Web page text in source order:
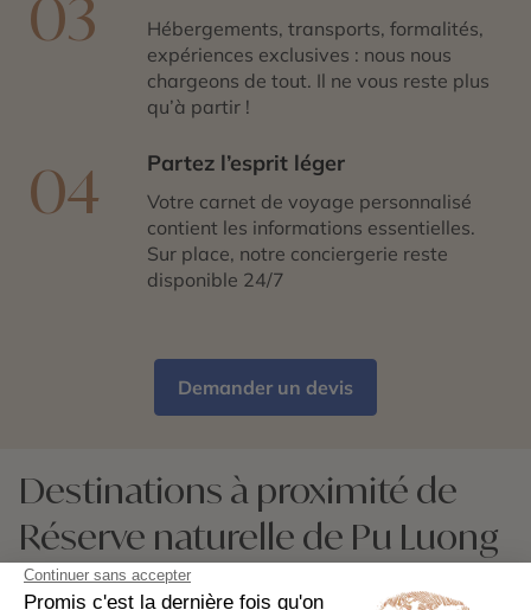
03
Hébergements, transports, formalités,
expériences exclusives : nous nous
chargeons de tout. Il ne vous reste plus
qu’à partir !
04 Partez l’esprit léger
Votre carnet de voyage personnalisé
contient les informations essentielles.
Sur place, notre conciergerie reste
disponible 24/7
Demander un devis
Destinations à proximité de
Réserve naturelle de Pu Luong